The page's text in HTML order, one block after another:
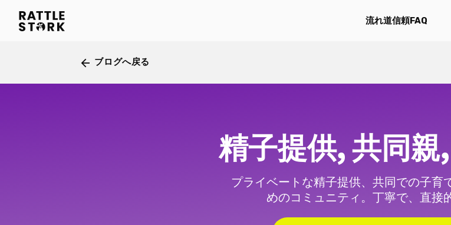
流れ道信頼FAQ
arrow_back ブログへ戻る
精子提供, 共同
プライベートな精子提供、共同での子育
めのコミュニティ。丁寧で、直接